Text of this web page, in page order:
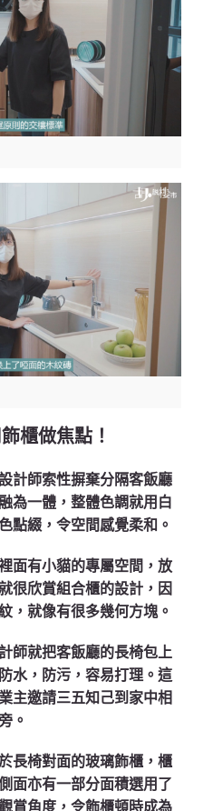
櫃做焦點！
計師索性摒棄分隔客飯廳
為一體，整體色調就用白
點綴，令空間感覺柔和。
面有小貓的專屬空間，放
很欣賞組合櫃的設計，因
，就像有很多幾何方塊。
師就把客飯廳的長椅包上
水，防污，容易打理。這
主邀請三五知己到家中相
。
長椅對面的玻璃飾櫃，櫃
面亦有一部分面積選用了
賞角度，令飾櫃頓時成為